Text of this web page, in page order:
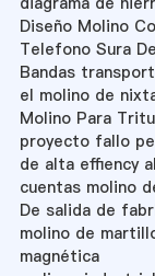
Diseño Molino
Telefono Sura
Bandas
el molino de
Molino Para
proyecto fallo
de alta effiency
cuentas molino
De salida de
molino de
magnética